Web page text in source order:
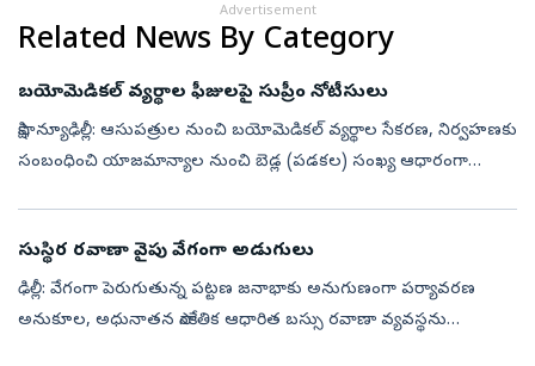
Advertisement
Related News By Category
బయోమెడికల్‌ వ్యర్థాల ఫీజులపై సుప్రీం నోటీసులు
సాక్షి, న్యూఢిల్లీ: ఆసుపత్రుల నుంచి బయోమెడికల్‌ వ్యర్థాల సేకరణ, నిర్వహణకు
సంబంధించి యాజమాన్యాల నుంచి బెడ్ల (పడకల) సంఖ్య ఆధారంగా
సుస్థిర రవాణా వైపు వేగంగా అడుగులు
ఢిల్లీ: వేగంగా పెరుగుతున్న పట్టణ జనాభాకు అనుగుణంగా పర్యావరణ
అనుకూల, అధునాతన సాంకేతిక ఆధారిత బస్సు రవాణా వ్యవస్థను